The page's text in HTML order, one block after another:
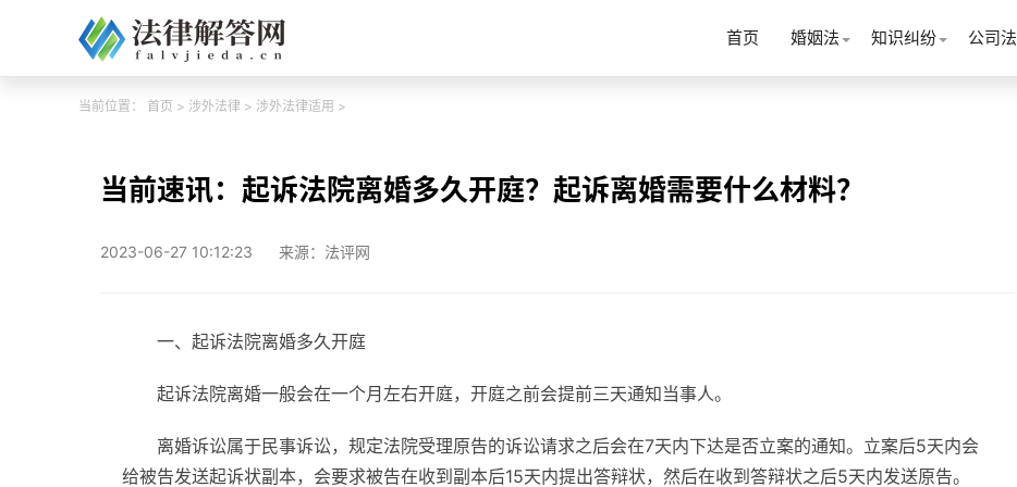
首页 婚姻法 知识纠纷 公司法
当前位置： 首页 > 涉外法律 > 涉外法律适用 >
当前速讯：起诉法院离婚多久开庭？起诉离婚需要什么材料？
2023-06-27 10:12:23 来源：法评网
一、起诉法院离婚多久开庭
起诉法院离婚一般会在一个月左右开庭，开庭之前会提前三天通知当事人。
离婚诉讼属于民事诉讼，规定法院受理原告的诉讼请求之后会在7天内下达是否立案的通知。立案后5天内会
给被告发送起诉状副本，会要求被告在收到副本后15天内提出答辩状，然后在收到答辩状之后5天内发送原告。